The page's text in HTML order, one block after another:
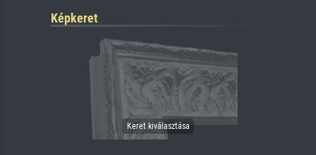
Képkeret